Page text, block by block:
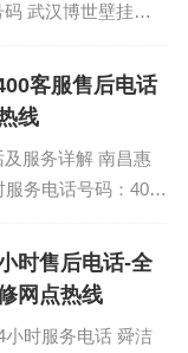
武汉博世壁挂炉
拨打）...
客服售后电话
线
服务详解 南昌惠
务电话号码：400-
时售后电话-全
网点热线
小时服务电话 舜洁